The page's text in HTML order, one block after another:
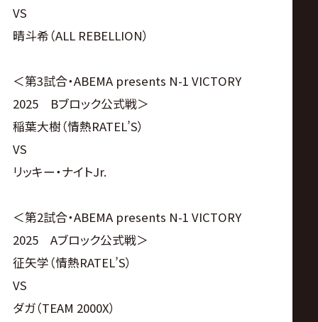
VS
晴斗希（ALL REBELLION）
＜第3試合・ABEMA presents N-1 VICTORY
2025 Bブロック公式戦＞
稲葉大樹（情熱RATEL’S）
VS
リッキー・ナイトJr.
＜第2試合・ABEMA presents N-1 VICTORY
2025 Aブロック公式戦＞
征矢学（情熱RATEL’S）
VS
ダガ（TEAM 2000X）